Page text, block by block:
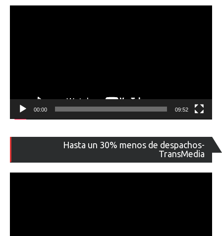
00:00 09:52
Hasta un 30% menos de despachos-
TransMedia
de